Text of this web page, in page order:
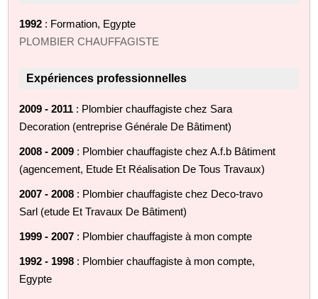
1992 : Formation, Egypte
PLOMBIER CHAUFFAGISTE
Expériences professionnelles
2009 - 2011 : Plombier chauffagiste chez Sara
Decoration (entreprise Générale De Bâtiment)
2008 - 2009 : Plombier chauffagiste chez A.f.b Bâtiment
(agencement, Etude Et Réalisation De Tous Travaux)
2007 - 2008 : Plombier chauffagiste chez Deco-travo
Sarl (etude Et Travaux De Bâtiment)
1999 - 2007 : Plombier chauffagiste à mon compte
1992 - 1998 : Plombier chauffagiste à mon compte,
Egypte